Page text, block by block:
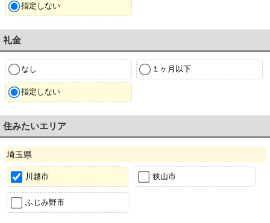
指定しない
礼金
なし １ヶ月以下
指定しない
住みたいエリア
埼玉県
川越市 狭山市
ふじみ野市